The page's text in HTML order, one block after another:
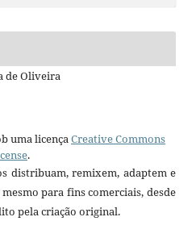
de Oliveira
uma licençaCreative Commons
.
distribuam, remixem, adaptem e
para fins comerciais, desde
pela criação original.